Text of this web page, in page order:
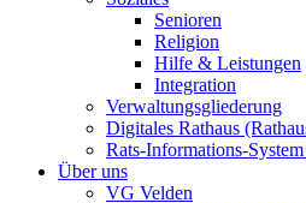
Senioren
Religion
Hilfe & Leistungen
Integration
Verwaltungsgliederung
Digitales Rathaus
Rats-Informations-
Über uns
VG Velden